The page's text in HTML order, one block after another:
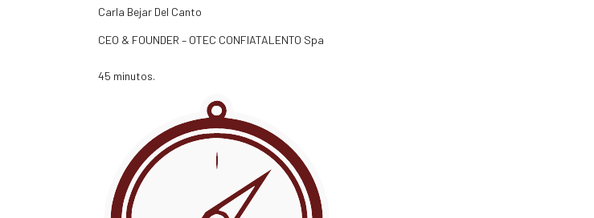
Carla Bejar Del Canto
CEO & FOUNDER – OTEC CONFIATALENTO Spa
45 minutos.